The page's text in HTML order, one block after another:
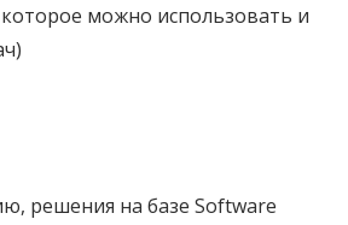
можно использовать и
решения на базе Software